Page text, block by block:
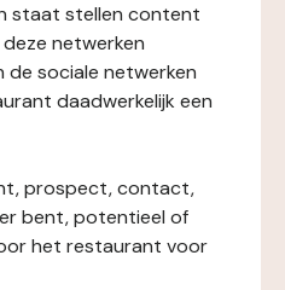
staat stellen content
netwerken
de sociale netwerken
daadwerkelijk een
prospect, contact,
bent, potentieel of
het restaurant voor